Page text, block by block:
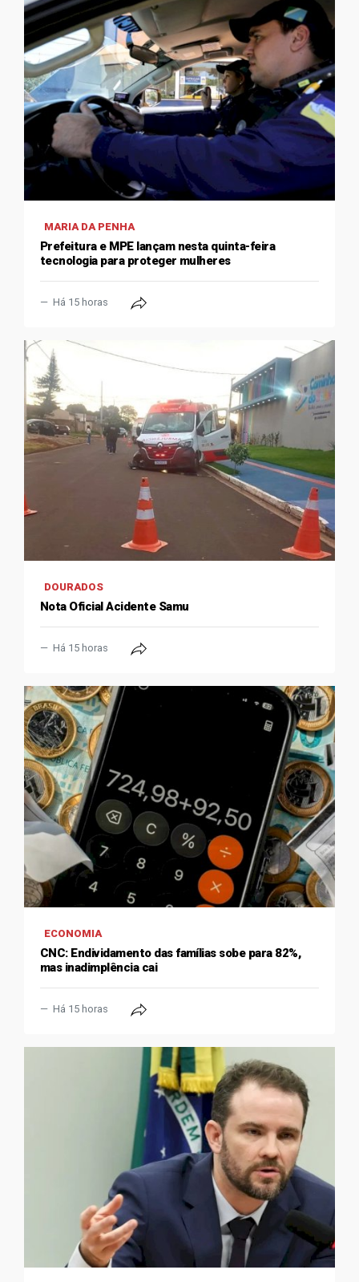
MARIA DA PENHA
Prefeitura e MPE lançam nesta quinta-feira
tecnologia para proteger mulheres
Há 15 horas
DOURADOS
Nota Oficial Acidente Samu
Há 15 horas
ECONOMIA
CNC: Endividamento das famílias sobe para 82%,
mas inadimplência cai
Há 15 horas